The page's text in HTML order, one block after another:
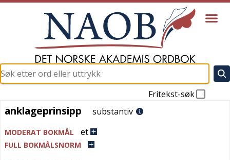
Fritekst-søk
anklageprinsipp
anklageprinsipp substantiv
MODERAT BOKMÅL et
FULL BOKMÅLSNORM